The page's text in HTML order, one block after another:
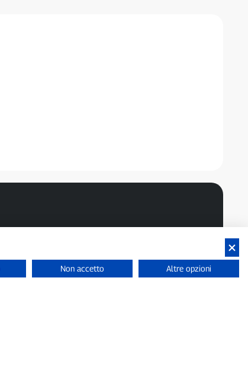
Non accetto Altre opzioni